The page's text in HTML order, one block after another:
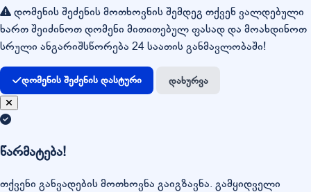
დომენის შეძენის მოთხოვნის შემდეგ თქვენ ვალდებული
ხართ შეიძინოთ დომენი მითითებულ ფასად და მოახდინოთ
სრული ანგარიშსწორება 24 საათის განმავლობაში!
დომენის შეძენის დასტური დახურვა
წარმატება!
თქვენი განვადების მოთხოვნა გაიგზავნა. გამყიდველი